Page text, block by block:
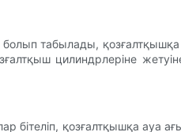
болып табылады,
цилиндрлеріне
қозғалтқышқа ауа